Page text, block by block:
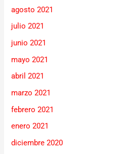
agosto 2021
julio 2021
junio 2021
mayo 2021
abril 2021
marzo 2021
febrero 2021
enero 2021
diciembre 2020